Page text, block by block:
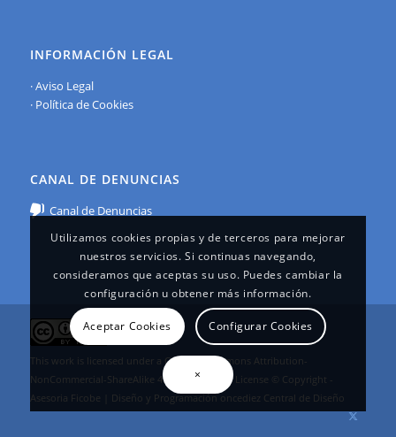
INFORMACIÓN LEGAL
·Aviso Legal
· Política de Cookies
CANAL DE DENUNCIAS
Canal de Denuncias
This work is licensed under a Creative Commons Attribution-
NonCommercial-ShareAlike 4.0 International License © Copyright -
Asesoria Ficobe | Diseño y Programaciónoncediez Central de Diseño
Utilizamos cookies propias y de terceros para mejorar
nuestros servicios. Si continuas navegando,
consideramos que aceptas su uso. Puedes cambiar la
configuración u obtener más información.
Aceptar Cookies Configurar Cookies
×